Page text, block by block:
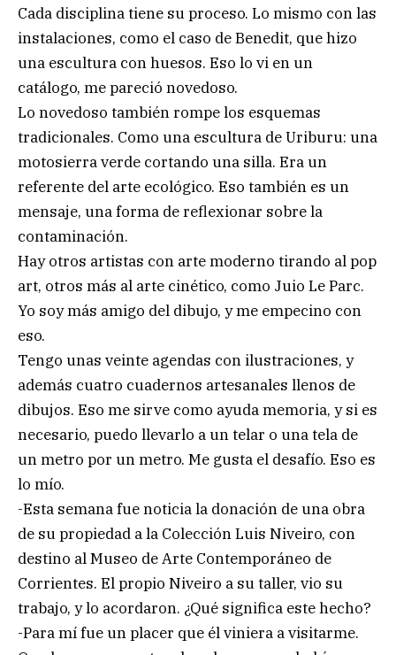
Cada disciplina tiene su proceso. Lo mismo con las
instalaciones, como el caso de Benedit, que hizo
una escultura con huesos. Eso lo vi en un
catálogo, me pareció novedoso.
Lo novedoso también rompe los esquemas
tradicionales. Como una escultura de Uriburu: una
motosierra verde cortando una silla. Era un
referente del arte ecológico. Eso también es un
mensaje, una forma de reflexionar sobre la
contaminación.
Hay otros artistas con arte moderno tirando al pop
art, otros más al arte cinético, como Juio Le Parc.
Yo soy más amigo del dibujo, y me empecino con
eso.
Tengo unas veinte agendas con ilustraciones, y
además cuatro cuadernos artesanales llenos de
dibujos. Eso me sirve como ayuda memoria, y si es
necesario, puedo llevarlo a un telar o una tela de
un metro por un metro. Me gusta el desafío. Eso es
lo mío.
-Esta semana fue noticia la donación de una obra
de su propiedad a la Colección Luis Niveiro, con
destino al Museo de Arte Contemporáneo de
Corrientes. El propio Niveiro a su taller, vio su
trabajo, y lo acordaron. ¿Qué significa este hecho?
-Para mí fue un placer que él viniera a visitarme.